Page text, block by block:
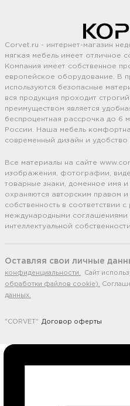
Corvet.ru - интернет-магазин
мягкая мебель имеет отличное
Компания имеет собственное
европейское оборудование. В
используются безопасные
вся продукция проходит
преимуществом является
беспроцентная рассрочка до 6
России. Наша мебель
современный дизайн и удобство
Все материалы на сайте
изображения, фотографии,
товарные знаки, доменное имя
охраняются авторским правом и
собственность в соответствии
международными соглашениями
интеллектуальной
Оставляя свои личные
конфиденциальности. Сайт
обработки файлов cookie).
данных.
"CORVET"
Договор оферты